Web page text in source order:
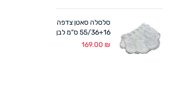
סלסלה סאטן צדפה
55/36+16 ס"מ לבן
169.00 ₪